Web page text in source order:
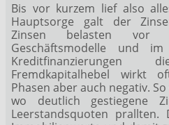
Bis vor kurzem lief also
Hauptsorge galt der
Zinsen belasten vor
Geschäftsmodelle und
Fremdkapitalhebel wirkt
Phasen aber auch negativ.
wo deutlich gestiegene
Leerstandsquoten prallten.